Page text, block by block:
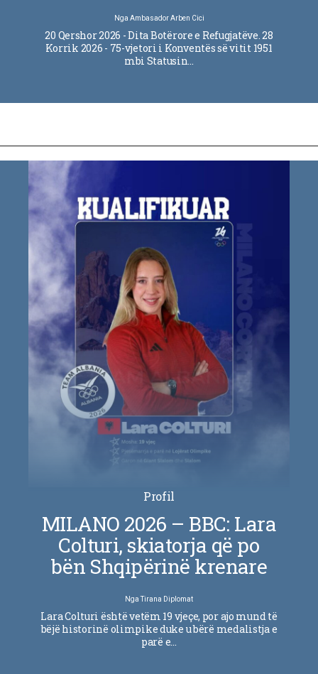
Nga Ambasador Arben Cici
20 Qershor 2026 - Dita Botërore e Refugjatëve. 28
Korrik 2026 - 75-vjetori i Konventës së vitit 1951
mbi Statusin…
Profil
MILANO 2026 – BBC: Lara
Colturi, skiatorja që po
bën Shqipërinë krenare
NgaTirana Diplomat
Lara Colturi është vetëm 19 vjeçe, por ajo mund të
bëjë historinë olimpike duke u bërë medalistja e
parë e…